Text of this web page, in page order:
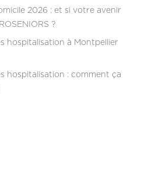
2026 : et si votre avenir
?
hospitalisation à Montpellier
hospitalisation : comment ça